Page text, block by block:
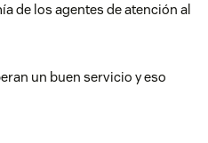
de los agentes de atención al
un buen servicio y eso